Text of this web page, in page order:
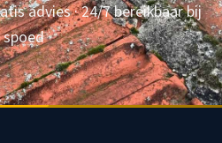
advies · 24/7 bereikbaar bij
spoed